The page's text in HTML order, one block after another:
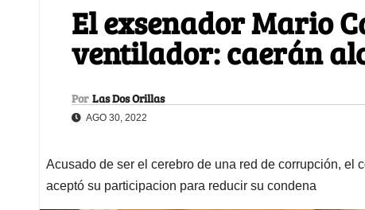
El exsenador Mario
ventilador: caerán
Por Las Dos Orillas
AGO 30, 2022
Acusado de ser el cerebro de una red de corrupción, el
aceptó su participacion para reducir su condena